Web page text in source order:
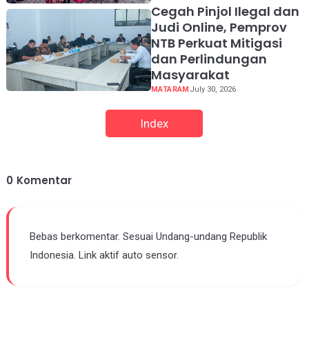
Cegah Pinjol Ilegal dan
Judi Online, Pemprov
NTB Perkuat Mitigasi
dan Perlindungan
Masyarakat
MATARAM July 30, 2026
Index
0 Komentar
Bebas berkomentar. Sesuai Undang-undang Republik
Indonesia. Link aktif auto sensor.